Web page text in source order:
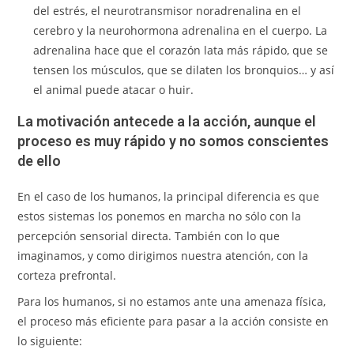
del estrés, el neurotransmisor noradrenalina en el
cerebro y la neurohormona adrenalina en el cuerpo. La
adrenalina hace que el corazón lata más rápido, que se
tensen los músculos, que se dilaten los bronquios… y así
el animal puede atacar o huir.
La motivación antecede a la acción, aunque el
proceso es muy rápido y no somos conscientes
de ello
En el caso de los humanos, la principal diferencia es que
estos sistemas los ponemos en marcha no sólo con la
percepción sensorial directa. También con lo que
imaginamos, y como dirigimos nuestra atención, con la
corteza prefrontal.
Para los humanos, si no estamos ante una amenaza física,
el proceso más eficiente para pasar a la acción consiste en
lo siguiente: